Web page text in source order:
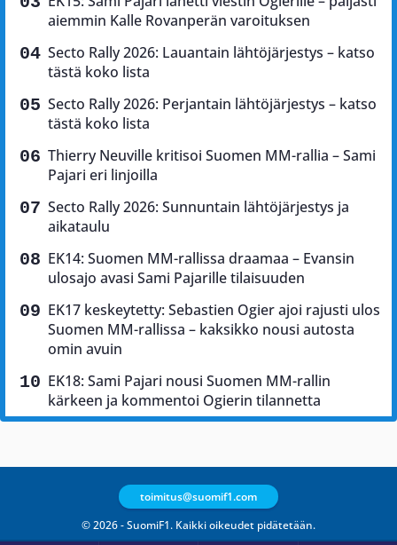
aiemmin Kalle Rovanperän varoituksen
Secto Rally 2026: Lauantain lähtöjärjestys – katso
tästä koko lista
Secto Rally 2026: Perjantain lähtöjärjestys – katso
tästä koko lista
Thierry Neuville kritisoi Suomen MM-rallia – Sami
Pajari eri linjoilla
Secto Rally 2026: Sunnuntain lähtöjärjestys ja
aikataulu
EK14: Suomen MM-rallissa draamaa – Evansin
ulosajo avasi Sami Pajarille tilaisuuden
EK17 keskeytetty: Sebastien Ogier ajoi rajusti ulos
Suomen MM-rallissa – kaksikko nousi autosta
omin avuin
EK18: Sami Pajari nousi Suomen MM-rallin
kärkeen ja kommentoi Ogierin tilannetta
© 2026 - SuomiF1. Kaikki oikeudet pidätetään.
toimitus@suomif1.com